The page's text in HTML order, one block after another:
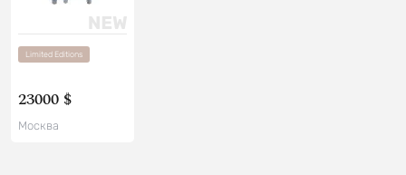
Limited Editions
23000 $
Москва